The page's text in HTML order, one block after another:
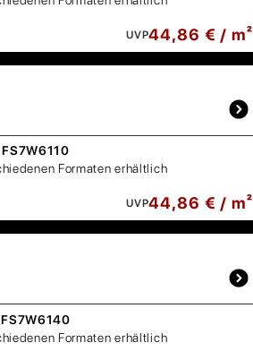
UVP44,86 € / m²
Formaten erhältlich
UVP44,86 € / m²
Formaten erhältlich